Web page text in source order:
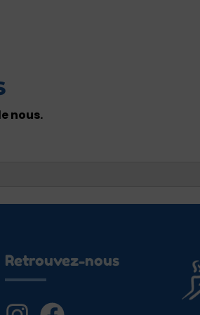
nous.
Retrouvez-nous